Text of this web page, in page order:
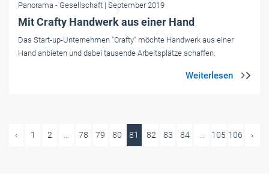
Panorama - Gesellschaft | September 2019
Mit Crafty Handwerk aus einer Hand
Das Start-up-Unternehmen "Crafty" möchte Handwerk aus einer
Hand anbieten und dabei tausende Arbeitsplätze schaffen.
‹ 1 2 78 79 80 81 82 83 84 105 106 ›